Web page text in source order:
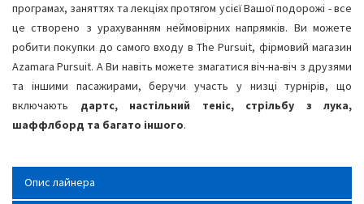
програмах, заняттях та лекціях протягом усієї Вашої подорожі - все
це створено з урахуванням неймовірних напрямків. Ви можете
робити покупки до самого входу в The Pursuit, фірмовий магазин
Azamara Pursuit. А Ви навіть можете змагатися віч-на-віч з друзями
та іншими пасажирами, беручи участь у низці турнірів, що
включають дартс, настільний теніс, стрільбу з лука,
шаффлборд та багато іншого.
Опис лайнера